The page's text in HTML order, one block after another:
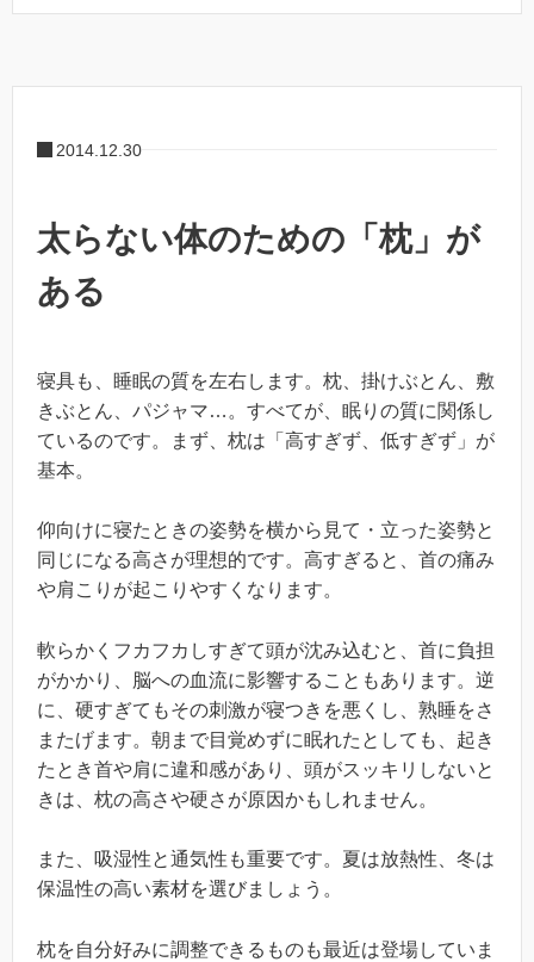
2014.12.30
太らない体のための「枕」が
ある
寝具も、睡眠の質を左右します。枕、掛けぶとん、敷
きぶとん、パジャマ…。すべてが、眠りの質に関係し
ているのです。まず、枕は「高すぎず、低すぎず」が
基本。
仰向けに寝たときの姿勢を横から見て・立った姿勢と
同じになる高さが理想的です。高すぎると、首の痛み
や肩こりが起こりやすくなります。
軟らかくフカフカしすぎて頭が沈み込むと、首に負担
がかかり、脳への血流に影響することもあります。逆
に、硬すぎてもその刺激が寝つきを悪くし、熟睡をさ
またげます。朝まで目覚めずに眠れたとしても、起き
たとき首や肩に違和感があり、頭がスッキリしないと
きは、枕の高さや硬さが原因かもしれません。
また、吸湿性と通気性も重要です。夏は放熱性、冬は
保温性の高い素材を選びましょう。
枕を自分好みに調整できるものも最近は登場していま